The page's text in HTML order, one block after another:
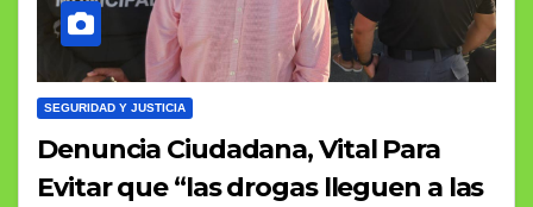
SEGURIDAD Y JUSTICIA
Denuncia Ciudadana, Vital Para
Evitar que “las drogas lleguen a las